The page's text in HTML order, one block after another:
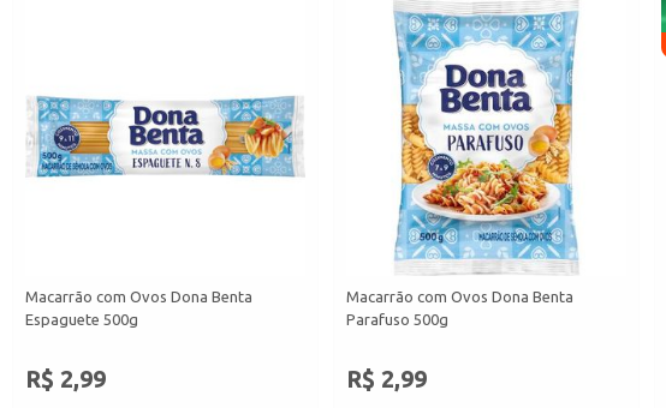
Macarrão com Ovos Dona Benta
Espaguete 500g
R$ 2,99
Macarrão com Ovos Dona Benta
Parafuso 500g
R$ 2,99